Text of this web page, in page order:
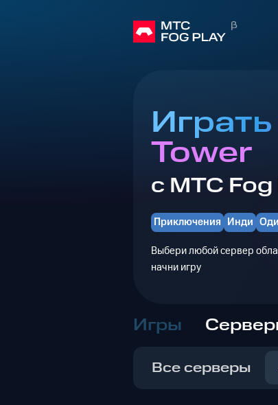
Tower
с МТС Fog
Приключения Инди
Выбери любой сервер
начни игру
Игры
Все серверы